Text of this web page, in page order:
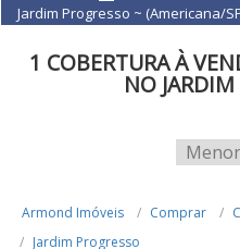
Jardim Progresso ~ (Americana/
1 COBERTURA À
NO JARDIM
Armond Imóveis Comprar
Jardim Progresso